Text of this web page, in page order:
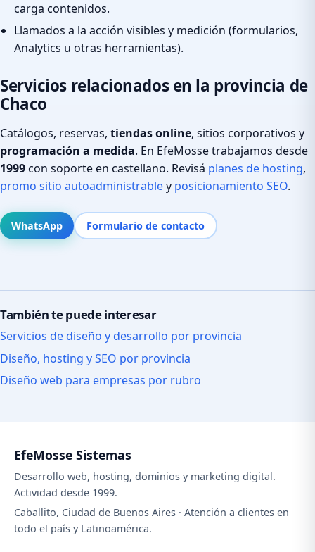
carga contenidos.
Llamados a la acción visibles y medición (formularios,
Analytics u otras herramientas).
Servicios relacionados en la provincia de
Chaco
Catálogos, reservas, tiendas online, sitios corporativos y
programación a medida. En EfeMosse trabajamos desde
1999con soporte en castellano. Revisá planes de hosting,
promo sitio autoadministrabley posicionamiento SEO.
WhatsApp Formulario de contacto
También te puede interesar
Servicios de diseño y desarrollo por provincia
Diseño, hosting y SEO por provincia
Diseño web para empresas por rubro
EfeMosse Sistemas
Desarrollo web, hosting, dominios y marketing digital.
Actividad desde 1999.
Caballito, Ciudad de Buenos Aires · Atención a clientes en
todo el país y Latinoamérica.